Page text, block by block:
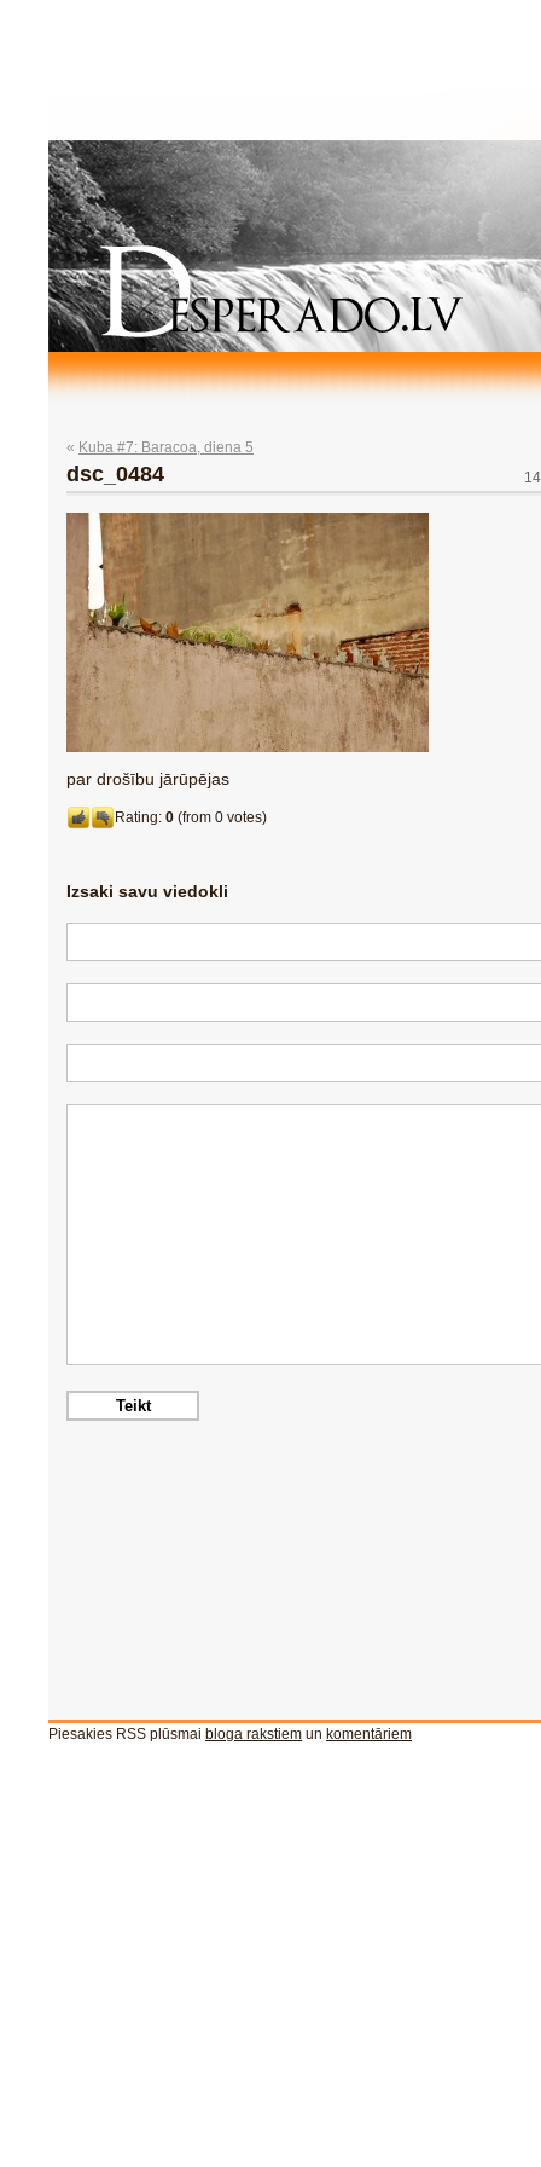
« Kuba #7: Baracoa, diena 5
dsc_0484
par drošību jārūpējas
Rating: 0 (from 0 votes)
Izsaki savu viedokli
Piesakies RSS plūsmai bloga rakstiem un komentāriem